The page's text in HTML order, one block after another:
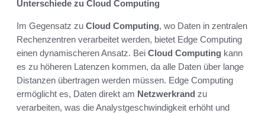
Unterschiede zu Cloud Computing
Im Gegensatz zu Cloud Computing, wo Daten in zentralen
Rechenzentren verarbeitet werden, bietet Edge Computing
einen dynamischeren Ansatz. Bei Cloud Computing kann
es zu höheren Latenzen kommen, da alle Daten über lange
Distanzen übertragen werden müssen. Edge Computing
ermöglicht es, Daten direkt am Netzwerkrand zu
verarbeiten, was die Analystgeschwindigkeit erhöht und